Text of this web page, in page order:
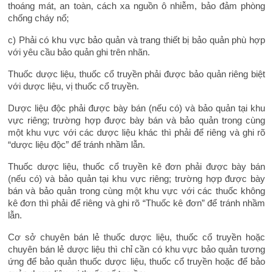
thoáng mát, an toàn, cách xa nguồn ô nhiễm, bảo đảm phòng
chống cháy nổ;
c) Phải có khu vực bảo quản và trang thiết bị bảo quản phù hợp
với yêu cầu bảo quản ghi trên nhãn.
Thuốc dược liệu, thuốc cổ truyền phải được bảo quản riêng biệt
với dược liệu, vị thuốc cổ truyền.
Dược liệu độc phải được bày bán (nếu có) và bảo quản tại khu
vực riêng; trường hợp được bày bán và bảo quản trong cùng
một khu vực với các dược liệu khác thì phải để riêng và ghi rõ
“dược liệu độc” để tránh nhầm lẫn.
Thuốc dược liệu, thuốc cổ truyền kê đơn phải được bày bán
(nếu có) và bảo quản tại khu vực riêng; trường hợp được bày
bán và bảo quản trong cùng một khu vực với các thuốc không
kê đơn thì phải để riêng và ghi rõ “Thuốc kê đơn” để tránh nhầm
lẫn.
Cơ sở chuyên bán lẻ thuốc dược liệu, thuốc cổ truyền hoặc
chuyên bán lẻ dược liệu thì chỉ cần có khu vực bảo quản tương
ứng để bảo quản thuốc dược liệu, thuốc cổ truyền hoặc để bảo